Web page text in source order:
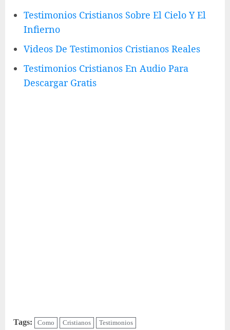
Testimonios Cristianos Sobre El Cielo Y El
Infierno
Videos De Testimonios Cristianos Reales
Testimonios Cristianos En Audio Para
Descargar Gratis
Tags: Como Cristianos Testimonios